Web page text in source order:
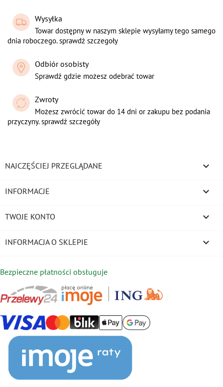
Wysyłka
Towar dostępny w naszym sklepie wysyłamy tego samego
dnia roboczego. sprawdź szczegoły
Odbiór osobisty
Sprawdź gdzie możesz odebrać towar
Zwroty
Możesz zwrócić towar do 14 dni or zakupu bez podania
przyczyny. sprawdź szczegóły
NAJCZĘŚCIEJ PRZEGLĄDANE 
INFORMACJE 
TWOJE KONTO 
INFORMACJA O SKLEPIE keyboard_arrow_down
Bezpieczne płatności obsługuje